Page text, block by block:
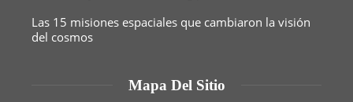
Las 15 misiones espaciales que cambiaron la visión
del cosmos
Mapa Del Sitio